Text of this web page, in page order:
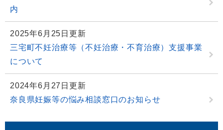
内
2025年6月25日更新
三宅町不妊治療等（不妊治療・不育治療）支援事業
について
2024年6月27日更新
奈良県妊娠等の悩み相談窓口のお知らせ